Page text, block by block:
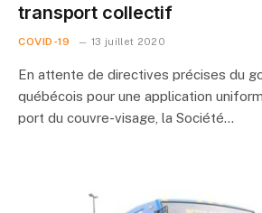
transport collectif
COVID-19 13 juillet 2020
En attente de directives précises du
québécois pour une application
port du couvre-visage, la Société…